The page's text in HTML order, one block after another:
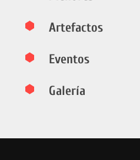
Artefactos
Eventos
Galería